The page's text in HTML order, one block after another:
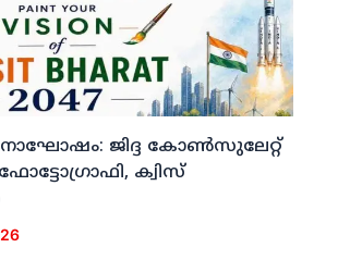
ജിദ്ദ കോണ്‍സുലേറ്റ്
ക്വിസ്